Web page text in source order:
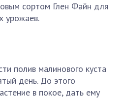
сортом Глен Файн для
урожаев.
полив малинового куста
день. До этого
в покое, дать ему